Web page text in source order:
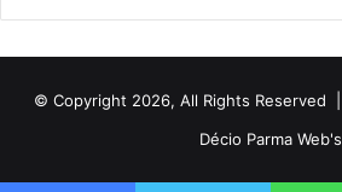
© Copyright 2026, All Rights Reserved |
Décio Parma Web's